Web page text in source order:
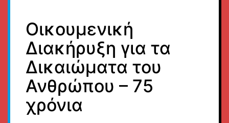
Οικουμενική
Διακήρυξη για τα
Δικαιώματα του
Ανθρώπου – 75
χρόνια